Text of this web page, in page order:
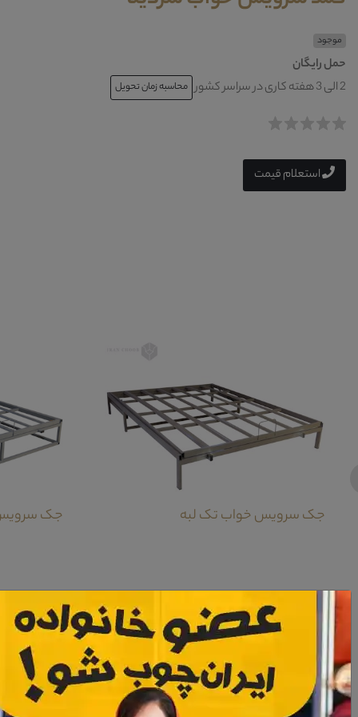
موجود
حمل رایگان
2 الی 3 هفته کاری در سراسر کشور
محاسبه زمان تحویل
استعلام قیمت
جک سرویس خواب تک لبه جک
معرفی کمد سرویس خواب سردینا
کمد سرویس خواب سردینا از نظر طراحی ساختاری و همچنین مواد اولیه و البته
شما به صورت جا رختی باشد.همچنین این کمد دارای دو کشو عریض است که با توجه به